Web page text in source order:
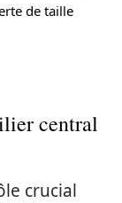
de taille
central
crucial